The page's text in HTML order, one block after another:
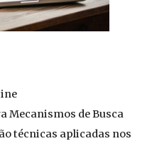
Mecanismos de Busca
técnicas aplicadas nos